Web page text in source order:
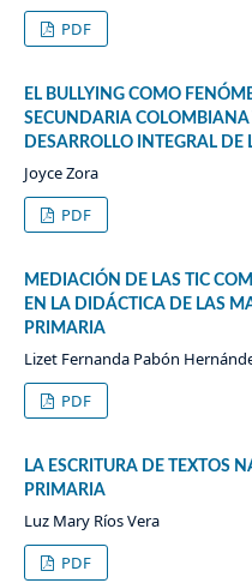
PDF
EL BULLYING COMO
SECUNDARIA COLOMBIANA
DESARROLLO INTEGRAL DE
Joyce Zora
PDF
MEDIACIÓN DE LAS TIC
EN LA DIDÁCTICA DE LAS
PRIMARIA
Lizet Fernanda Pabón
PDF
LA ESCRITURA DE TEXTOS
PRIMARIA
Luz Mary Ríos Vera
PDF